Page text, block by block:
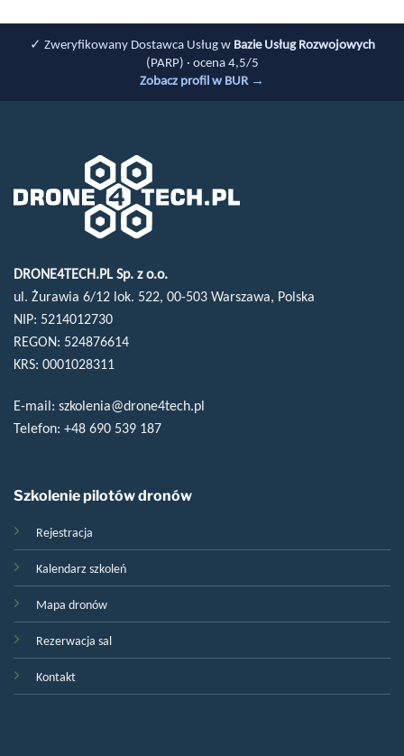
✓ Zweryfikowany Dostawca Usług w Bazie Usług Rozwojowych
(PARP) · ocena 4,5/5
Zobacz profil w BUR →
DRONE4TECH.PL Sp. z o.o.
ul. Żurawia 6/12 lok. 522, 00-503 Warszawa, Polska
NIP: 5214012730
REGON: 524876614
KRS: 0001028311
E-mail: szkolenia@drone4tech.pl
Telefon: +48 690 539 187
Szkolenie pilotów dronów
Rejestracja
Kalendarz szkoleń
Mapa dronów
Rezerwacja sal
Kontakt